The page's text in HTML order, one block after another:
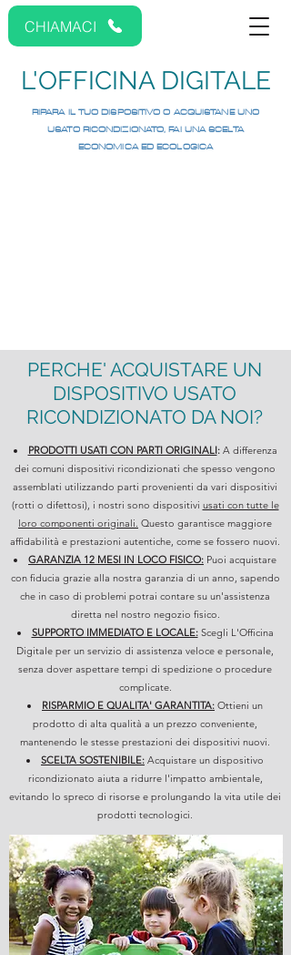
CHIAMACI
L'OFFICINA DIGITALE
RIPARA IL TUO DISPOSITIVO O ACQUISTANE UNO
USATO RICONDIZIONATO, FAI UNA SCELTA
ECONOMICA ED ECOLOGICA
PERCHE' ACQUISTARE UN
DISPOSITIVO USATO
RICONDIZIONATO DA NOI?
PRODOTTI USATI CON PARTI ORIGINALI: A differenza
dei comuni dispositivi ricondizionati che spesso vengono
assemblati utilizzando parti provenienti da vari dispositivi
(rotti o difettosi), i nostri sono dispositivi usati con tutte le
loro componenti originali. Questo garantisce maggiore
affidabilità e prestazioni autentiche, come se fossero nuovi.
GARANZIA 12 MESI IN LOCO FISICO: Puoi acquistare
con fiducia grazie alla nostra garanzia di un anno, sapendo
che in caso di problemi potrai contare su un'assistenza
diretta nel nostro negozio fisico.
SUPPORTO IMMEDIATO E LOCALE:Scegli L'Officina
Digitale per un servizio di assistenza veloce e personale,
senza dover aspettare tempi di spedizione o procedure
complicate.
RISPARMIO E QUALITA' GARANTITA: Ottieni un
prodotto di alta qualità a un prezzo conveniente,
mantenendo le stesse prestazioni dei dispositivi nuovi.
SCELTA SOSTENIBILE: Acquistare un dispositivo
ricondizionato aiuta a ridurre l'impatto ambientale,
evitando lo spreco di risorse e prolungando la vita utile dei
prodotti tecnologici.